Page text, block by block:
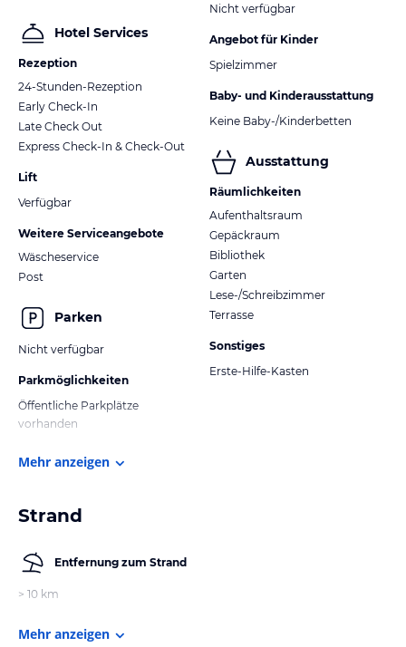
Hotel Services
Rezeption
24-Stunden-Rezeption
Early Check-In
Late Check Out
Express Check-In & Check-Out
Lift
Verfügbar
Weitere Serviceangebote
Wäscheservice
Post
Parken
Nicht verfügbar
Parkmöglichkeiten
Öffentliche Parkplätze
vorhanden
Nicht verfügbar
Angebot für Kinder
Spielzimmer
Baby- und Kinderausstattung
Keine Baby-/Kinderbetten
Ausstattung
Räumlichkeiten
Aufenthaltsraum
Gepäckraum
Bibliothek
Garten
Lese-/Schreibzimmer
Terrasse
Sonstiges
Erste-Hilfe-Kasten
Mehr anzeigen
Strand
Entfernung zum Strand
> 10 km
Mehr anzeigen